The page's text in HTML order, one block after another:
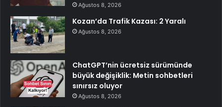
Ağustos 8, 2026
Kozan’da Trafik Kazası: 2 Yaralı
Ağustos 8, 2026
ChatGPT’nin ücretsiz sürümünde
büyük değişiklik: Metin sohbetleri
sınırsız oluyor
Ağustos 8, 2026